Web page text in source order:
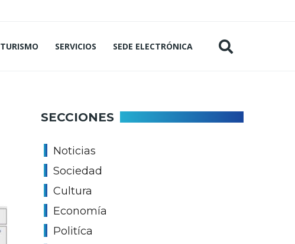
TURISMO SERVICIOS SEDE ELECTRÓNICA
SECCIONES
Noticias
Sociedad
Cultura
Economía
Politíca